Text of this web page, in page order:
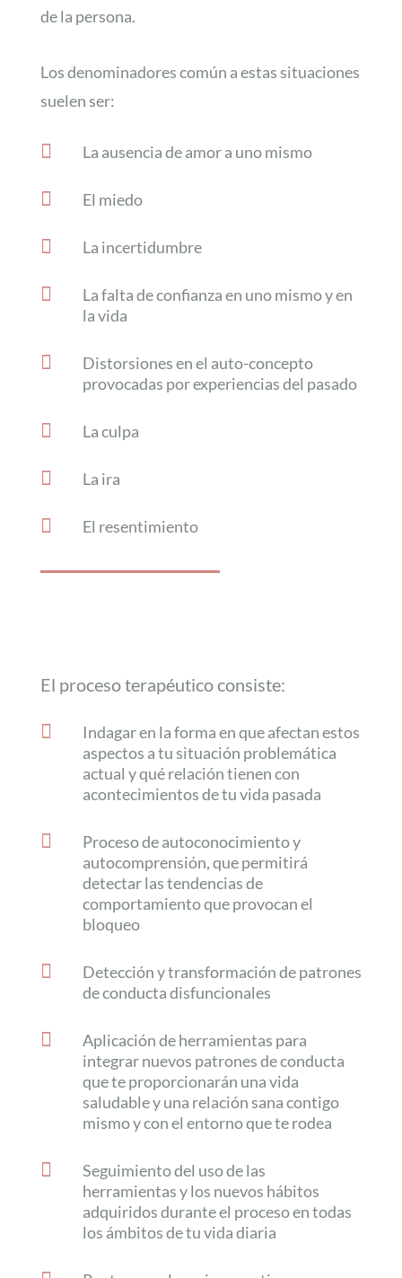
de la persona.
Los denominadores común a estas situaciones
suelen ser:
 La ausencia de amor a uno mismo
 El miedo
 La incertidumbre

La falta de confianza en uno mismo y en
la vida

Distorsiones en el auto-concepto
provocadas por experiencias del pasado
 La culpa
 La ira
 El resentimiento
El proceso terapéutico consiste:

Indagar en la forma en que afectan estos
aspectos a tu situación problemática
actual y qué relación tienen con
acontecimientos de tu vida pasada

Proceso de autoconocimiento y
autocomprensión, que permitirá
detectar las tendencias de
comportamiento que provocan el
bloqueo

Detección y transformación de patrones
de conducta disfuncionales

Aplicación de herramientas para
integrar nuevos patrones de conducta
que te proporcionarán una vida
saludable y una relación sana contigo
mismo y con el entorno que te rodea

Seguimiento del uso de las
herramientas y los nuevos hábitos
adquiridos durante el proceso en todas
los ámbitos de tu vida diaria